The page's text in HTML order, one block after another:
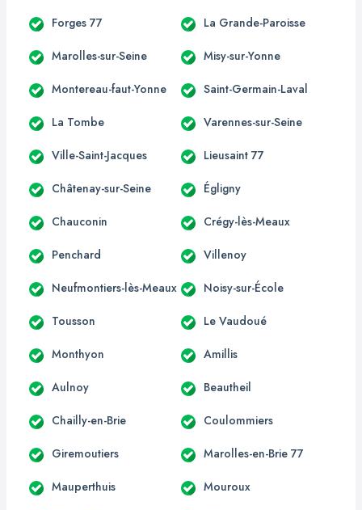
Forges 77 La Grande-Paroisse
Marolles-sur-Seine Misy-sur-Yonne
Montereau-faut-Yonne Saint-Germain-Laval
La Tombe Varennes-sur-Seine
Ville-Saint-Jacques Lieusaint 77
Châtenay-sur-Seine Égligny
Chauconin Crégy-lès-Meaux
Penchard Villenoy
Neufmontiers-lès-Meaux Noisy-sur-École
Tousson Le Vaudoué
Monthyon Amillis
Aulnoy Beautheil
Chailly-en-Brie Coulommiers
Giremoutiers Marolles-en-Brie 77
Mauperthuis Mouroux